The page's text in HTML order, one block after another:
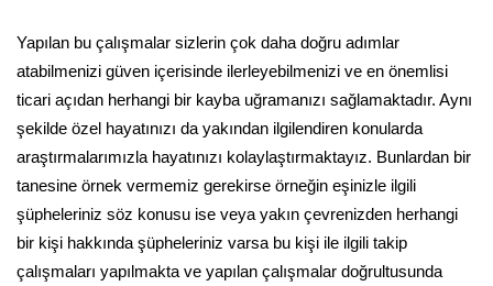
Yapılan bu çalışmalar sizlerin çok daha doğru adımlar
atabilmenizi güven içerisinde ilerleyebilmenizi ve en önemlisi
ticari açıdan herhangi bir kayba uğramanızı sağlamaktadır. Aynı
şekilde özel hayatınızı da yakından ilgilendiren konularda
araştırmalarımızla hayatınızı kolaylaştırmaktayız. Bunlardan bir
tanesine örnek vermemiz gerekirse örneğin eşinizle ilgili
şüpheleriniz söz konusu ise veya yakın çevrenizden herhangi
bir kişi hakkında şüpheleriniz varsa bu kişi ile ilgili takip
çalışmaları yapılmakta ve yapılan çalışmalar doğrultusunda